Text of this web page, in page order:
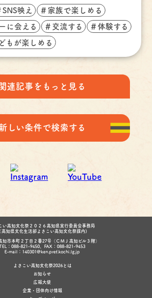
SNS映え ＃家族で楽しめる
に会える ＃交流する ＃体験する
もが楽しめる
連記事をもっと見る
しい条件で検索する
い高知文化祭２０２６高知県実行委員会事務局
高知県文化生活部よさこい高知文化祭課内)
知市本町２丁目２番27号（ＣＭＪ高知ビル３階）
：088-821-9450、FAX：088-821-9453
E-mail：140301@ken.pref.kochi.lg.jp
よさこい高知文化祭2026とは
お知らせ
広報大使
企業・団体向け情報